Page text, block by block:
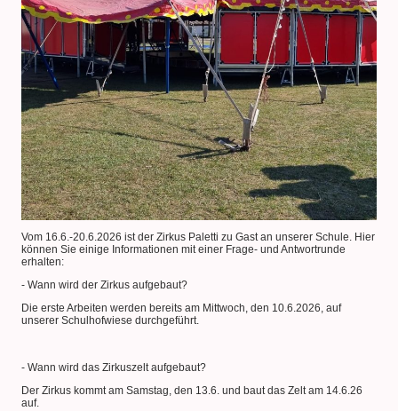
Vom 16.6.-20.6.2026 ist der Zirkus Paletti zu Gast an unserer Schule. Hier
können Sie einige Informationen mit einer Frage- und Antwortrunde
erhalten:
- Wann wird der Zirkus aufgebaut?
Die erste Arbeiten werden bereits am Mittwoch, den 10.6.2026, auf
unserer Schulhofwiese durchgeführt.
- Wann wird das Zirkuszelt aufgebaut?
Der Zirkus kommt am Samstag, den 13.6. und baut das Zelt am 14.6.26
auf.